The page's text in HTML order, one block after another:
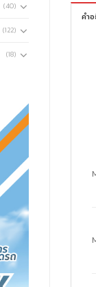
(40)
(122)
(18)
คำ